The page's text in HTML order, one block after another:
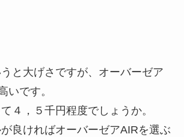
と大げさですが、オーバーゼア
いです。
４，５千円程度でしょうか。
良ければオーバーゼアAIRを選ぶ